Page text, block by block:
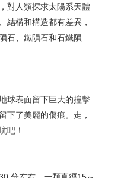
對人類探求太陽系天體
結構和構造都有差異，
石、鐵隕石和石鐵隕
球表面留下巨大的撞擊
下了美麗的傷痕。走，
吧！